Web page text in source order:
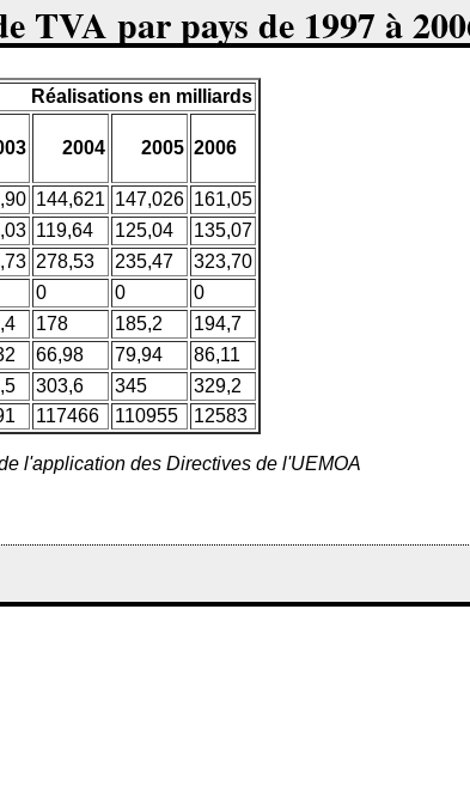
TVA par pays de 1997 à
Réalisations en milliards
2004 2005 2006
144,621 147,026 161,05
119,64 125,04
135,07
278,53 235,47
323,70
0 0
0
178 185,2
194,7
66,98 79,94
86,11
303,6 345
329,2
117466 110955 12583
l'application des Directives de l'UEMOA